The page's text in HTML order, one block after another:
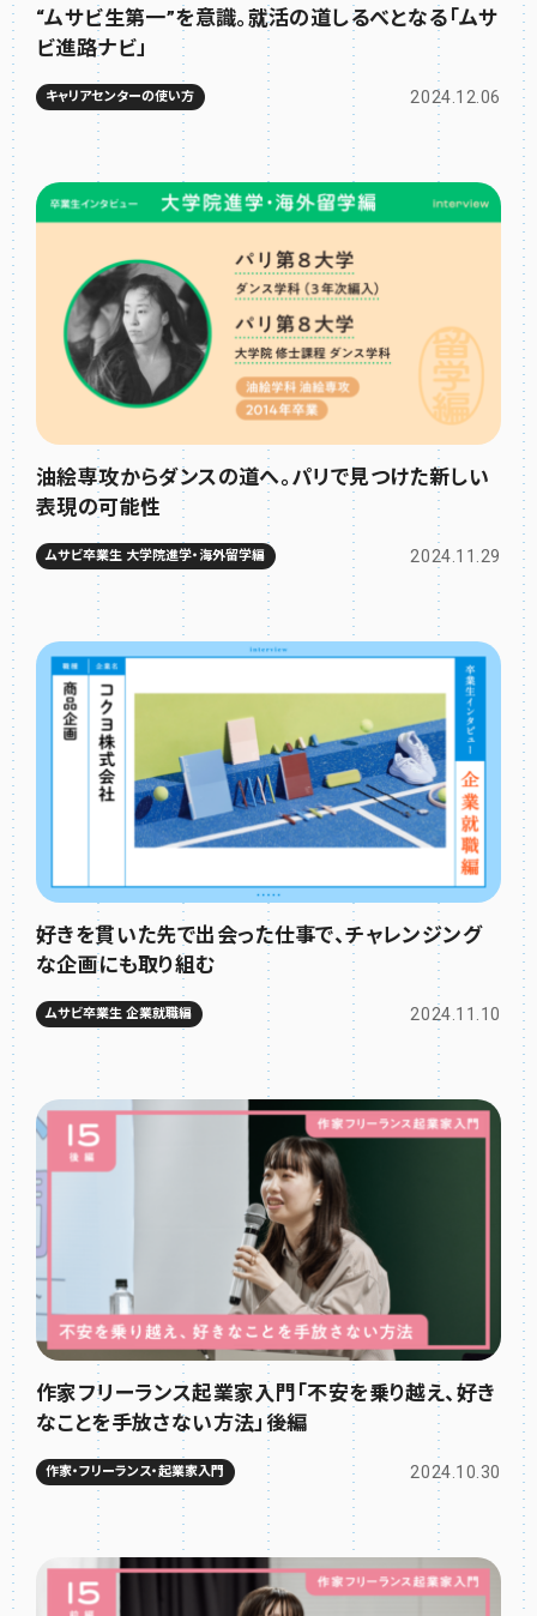
“ムサビ生第一”を意識。就活の道しるべとなる「ムサ
ビ進路ナビ」
キャリアセンターの使い方 2024.12.06
油絵専攻からダンスの道へ。パリで見つけた新しい
表現の可能性
ムサビ卒業生 大学院進学・海外留学編 2024.11.29
好きを貫いた先で出会った仕事で、チャレンジング
な企画にも取り組む
ムサビ卒業生 企業就職編 2024.11.10
作家フリーランス起業家入門「不安を乗り越え、好き
なことを手放さない方法」後編
作家・フリーランス・起業家入門 2024.10.30